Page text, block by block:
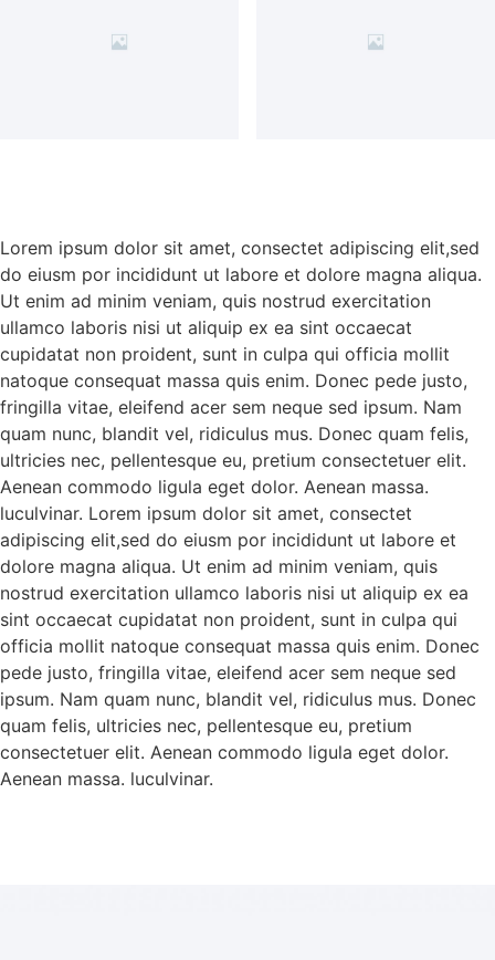
Lorem ipsum dolor sit amet, consectet adipiscing elit,sed
do eiusm por incididunt ut labore et dolore magna aliqua.
Ut enim ad minim veniam, quis nostrud exercitation
ullamco laboris nisi ut aliquip ex ea sint occaecat
cupidatat non proident, sunt in culpa qui officia mollit
natoque consequat massa quis enim. Donec pede justo,
fringilla vitae, eleifend acer sem neque sed ipsum. Nam
quam nunc, blandit vel, ridiculus mus. Donec quam felis,
ultricies nec, pellentesque eu, pretium consectetuer elit.
Aenean commodo ligula eget dolor. Aenean massa.
luculvinar. Lorem ipsum dolor sit amet, consectet
adipiscing elit,sed do eiusm por incididunt ut labore et
dolore magna aliqua. Ut enim ad minim veniam, quis
nostrud exercitation ullamco laboris nisi ut aliquip ex ea
sint occaecat cupidatat non proident, sunt in culpa qui
officia mollit natoque consequat massa quis enim. Donec
pede justo, fringilla vitae, eleifend acer sem neque sed
ipsum. Nam quam nunc, blandit vel, ridiculus mus. Donec
quam felis, ultricies nec, pellentesque eu, pretium
consectetuer elit. Aenean commodo ligula eget dolor.
Aenean massa. luculvinar.